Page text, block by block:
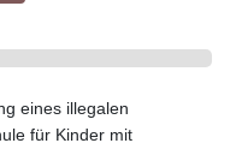
eines illegalen
für Kinder mit